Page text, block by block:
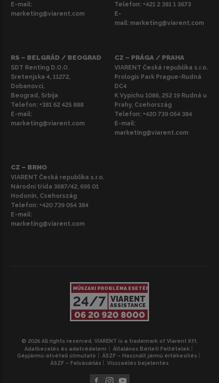
E-mail:
marketing@viarent.com
Telefon: +421 2 381 1 3673
E-
mail: marketing@viarent.com
RS – BELGRÁD / BEOGRAD
SDT Renting D.O.O.
Sretenjska 4, 11272,
Dobanovci,
Beograd, Srbija
Telefon: +381 62 425 888
E-mail:
marketing@viarent.com
CZ – PRÁGA / PRAHA
VIARENT Česká republika s.r.o.
Prologis Park Prague-Rudná
DC4
K Vypichu 1086, 252 19 Rudná u
Prahy, Csehország
Telefon: +420 739 054 384
E-mail:
marketing@viarent.com
CZ – BRNO
VIARENT Česká republika s.r.o.
Národní třída 3687/42, 695 01
Hodonín, Csehország
Telefon: +420 739 054 384
E-mail:
marketing@viarent.com
MŰSZAKI PROBLÉMA ESETÉN
24/7 VIARENT
ASSISTANCE
06 20 920 8000
© 2026 All rights reserved. VIARENT is a trademark of Viarent Kft.
Adatkezelés és adatvédelem
Általános Bérleti Feltételek
Gépjármű-átvételi útmutató
ÁSZF – Használt jármű értékesítés
ÁSZF – Felvásárlás
Visszaélés bejelentés